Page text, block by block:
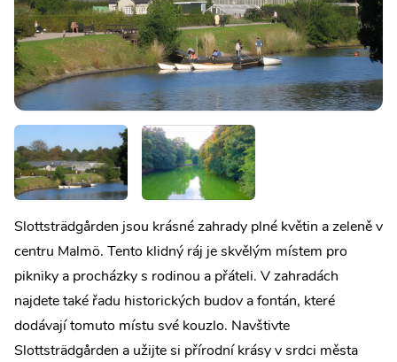
Slottsträdgården jsou krásné zahrady plné květin a zeleně v
centru Malmö. Tento klidný ráj je skvělým místem pro
pikniky a procházky s rodinou a přáteli. V zahradách
najdete také řadu historických budov a fontán, které
dodávají tomuto místu své kouzlo. Navštivte
Slottsträdgården a užijte si přírodní krásy v srdci města